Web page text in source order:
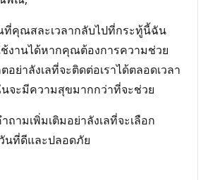
คุณสละเวลากลับไปที่กระทู้นี้ฉัน
งานได้หากคุณต้องการความช่วย
อย่าลังเลที่จะติดต่อเราได้ตลอดเวลา
จะมีความสุขมากกว่าที่จะช่วย
ามเพิ่มเติมอย่าลังเลที่จะเลือก
นที่ดีและปลอดภัย